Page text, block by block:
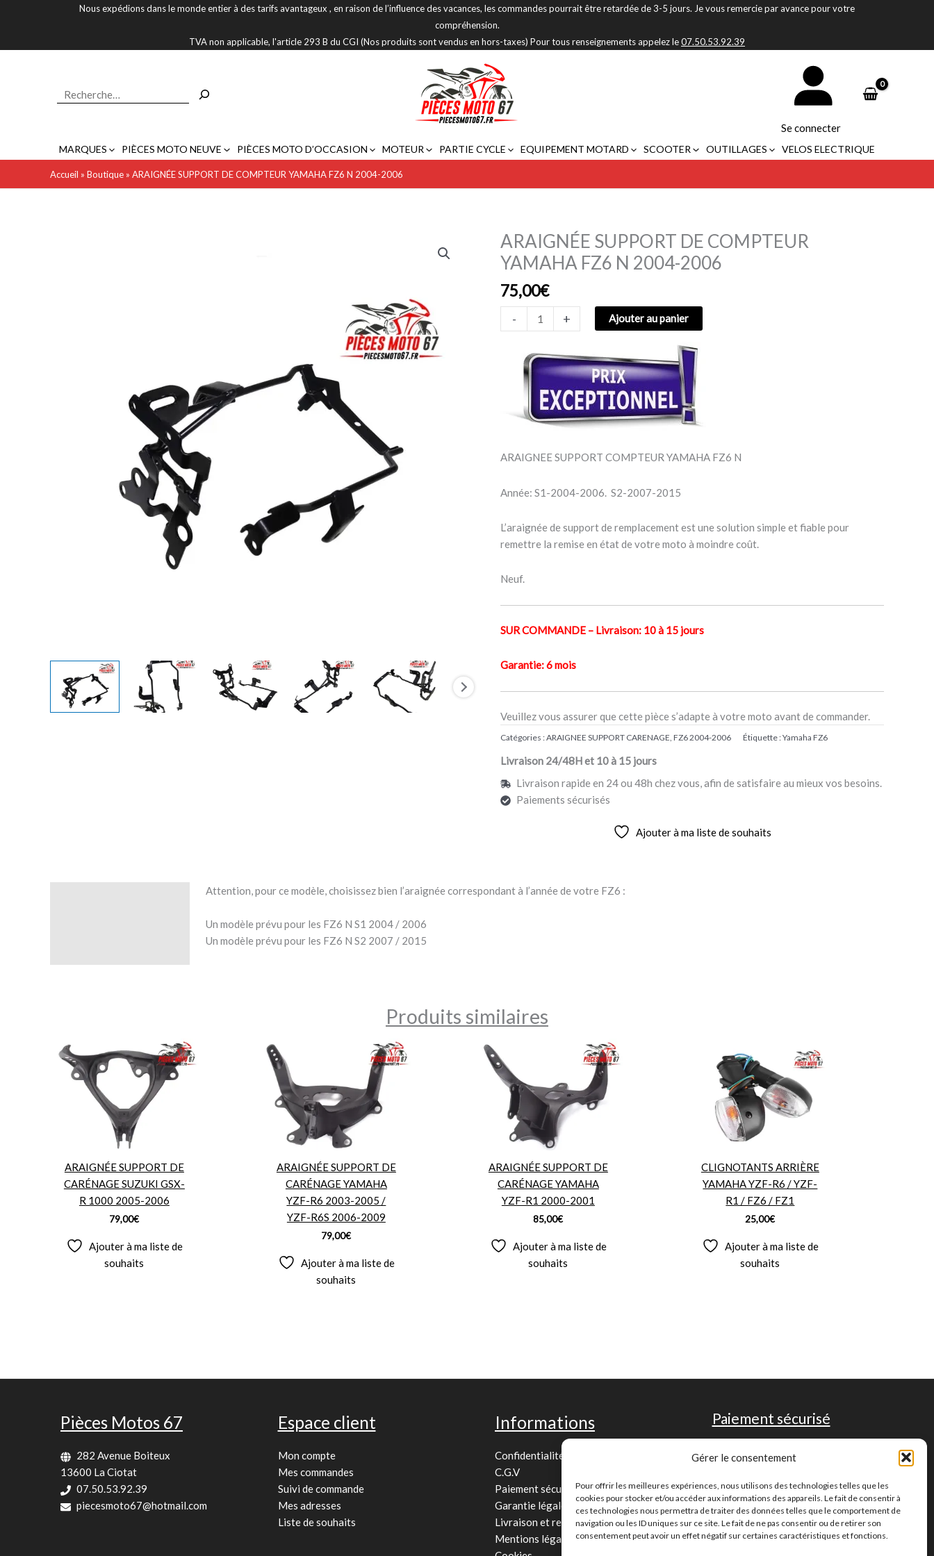
Gérer le consentement
Pour offrir les meilleures expériences, nous utilisons des technologies telles que les
cookies pour stocker et/ou accéder aux informations des appareils. Le fait de consentir à
ces technologies nous permettra de traiter des données telles que le comportement de
navigation ou les ID uniques sur ce site. Le fait de ne pas consentir ou de retirer son
consentement peut avoir un effet négatif sur certaines caractéristiques et fonctions.
Nous expédions dans le monde entier à des tarifs avantageux , en raison de l’influence des vacances, les commandes pourrait être retardée de 3-5 jours. Je vous remercie par avance pour votre
compréhension.
TVA non applicable, l'article 293 B du CGI (Nos produits sont vendus en hors-taxes) Pour tous renseignements appelez le07.50.53.92.39
Se connecter
MARQUES PIÈCES MOTO NEUVE PIÈCES MOTO D’OCCASION MOTEUR PARTIE CYCLE EQUIPEMENT MOTARD SCOOTER OUTILLAGES VELOS ELECTRIQUE
Accueil » Boutique » ARAIGNÉE SUPPORT DE COMPTEUR YAMAHA FZ6 N 2004-2006
ARAIGNÉE SUPPORT DE COMPTEUR
YAMAHA FZ6 N 2004-2006
75,00€
-
quantité
de
ARAIGNÉE
SUPPORT
DE
COMPTEUR
2004-
2006
+ Ajouter au panier
ARAIGNEE SUPPORT COMPTEUR YAMAHA FZ6 N
Année: S1-2004-2006. S2-2007-2015
L’araignée de support de remplacement est une solution simple et fiable pour
remettre la remise en état de votre moto à moindre coût.
Neuf.
SUR COMMANDE – Livraison: 10 à 15 jours
Garantie: 6 mois
Veuillez vous assurer que cette pièce s’adapte à votre moto avant de commander.
Catégories :ARAIGNEE SUPPORT CARENAGE FZ6 2004-2006 Étiquette :Yamaha FZ6
Livraison 24/48H et 10 à 15 jours
Livraison rapide en 24 ou 48h chez vous, afin de satisfaire au mieux vos besoins.
Paiements sécurisés
Ajouter à ma liste de souhaits
Attention, pour ce modèle, choisissez bien l’araignée correspondant à l’année de votre FZ6 :
Un modèle prévu pour les FZ6 N S1 2004 / 2006
Un modèle prévu pour les FZ6 N S2 2007 / 2015
Produits similaires
ARAIGNÉE SUPPORT DE
CARÉNAGE SUZUKI GSX-
R 1000 2005-2006
79,00€
Ajouter à ma liste de
souhaits
ARAIGNÉE SUPPORT DE
CARÉNAGE YAMAHA
YZF-R6 2003-2005 /
YZF-R6S 2006-2009
79,00€
Ajouter à ma liste de
souhaits
ARAIGNÉE SUPPORT DE
CARÉNAGE YAMAHA
YZF-R1 2000-2001
85,00€
Ajouter à ma liste de
souhaits
CLIGNOTANTS ARRIÈRE
YAMAHA YZF-R6 / YZF-
R1 / FZ6 / FZ1
25,00€
Ajouter à ma liste de
souhaits
Pièces Motos 67
282 Avenue Boiteux
13600 La Ciotat
07.50.53.92.39
piecesmoto67@hotmail.com
Espace client
Mon compte
Mes commandes
Suivi de commande
Mes adresses
Liste de souhaits
Informations
Confidentialité
C.G.V
Paiement sécurisé
Garantie légale
Livraison et retour
Mentions légales
Paiement sécurisé